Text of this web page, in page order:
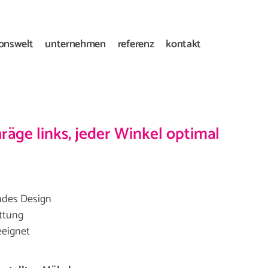
unternehmen referenz kontakt
links, jeder Winkel optimal
Design